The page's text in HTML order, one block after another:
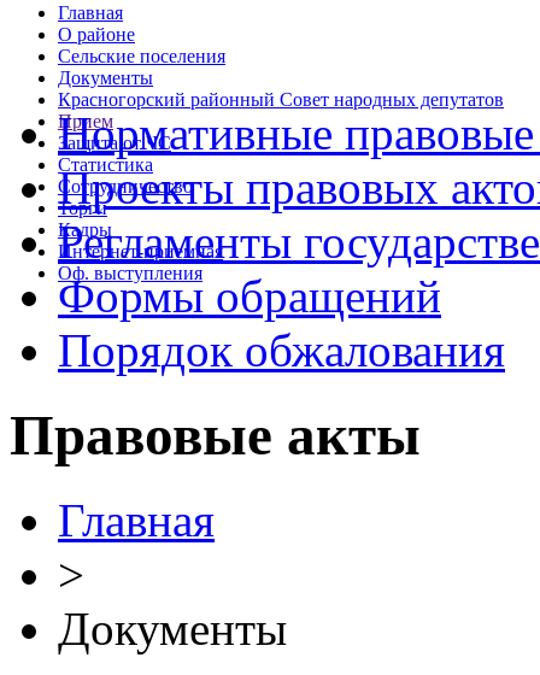
Главная
О районе
Сельские поселения
Документы
Красногорский районный Совет народных депутатов
Прием
Защита от ЧС
Статистика
Сотрудничество
Торги
Кадры
Интернет-приемная
Оф. выступления
Нормативные
Проекты правовых
Регламенты
Формы обращений
Порядок обжалования
Правовые акты
Главная
>
Документы